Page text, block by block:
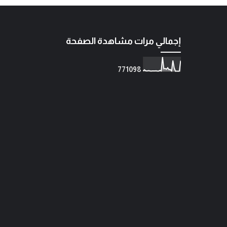
إجمالي مرات مشاهدة الصفحة
771 098